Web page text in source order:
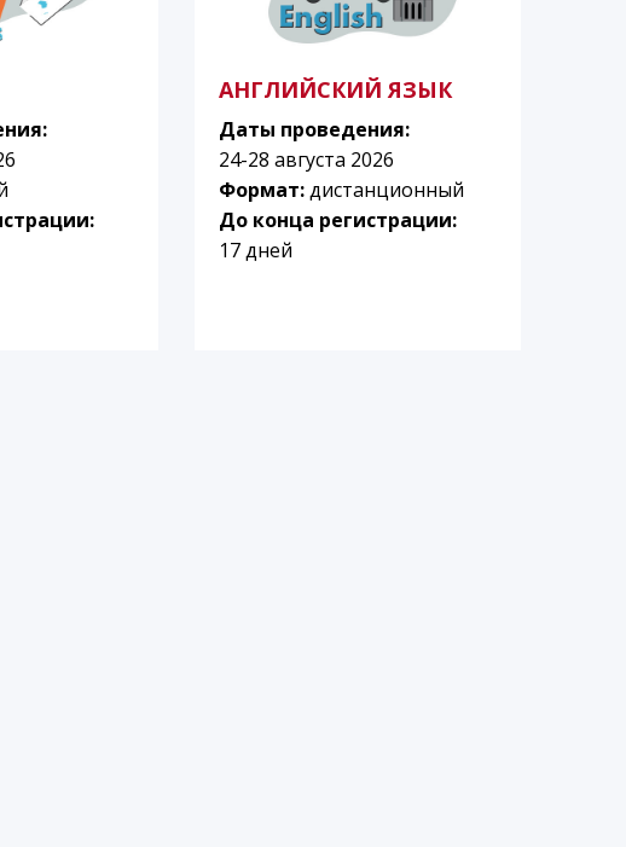
АНГЛИЙСКИЙ ЯЗЫК
Даты проведения:
24-28 августа 2026
Формат:дистанционный
До конца регистрации:
17 дней